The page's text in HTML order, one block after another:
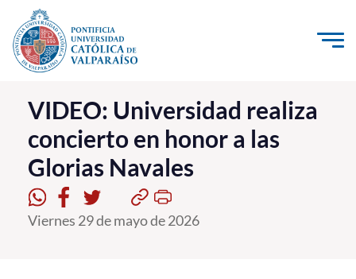
Click acá para ir directamente al contenido
La Universidad
Investigación, Creación e Innovación
PUCV Internacional
Vinculación con el Medio
VIDEO: Universidad realiza
concierto en honor a las
Glorias Navales
Viernes 29 de mayo de 2026